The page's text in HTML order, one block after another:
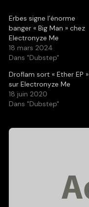
Erbes signe l’énorme
banger « Big Man » chez
Electronyze Me
18 mars 2024
Dans "Dubstep"
Droflam sort « Ether EP »
sur Electronyze Me
18 juin 2020
Dans "Dubstep"